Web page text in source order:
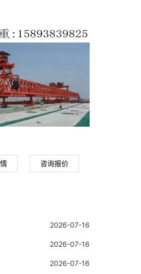
咨询报价
2026-07-16
2026-07-16
2026-07-16